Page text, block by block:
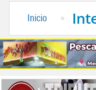
Inicio